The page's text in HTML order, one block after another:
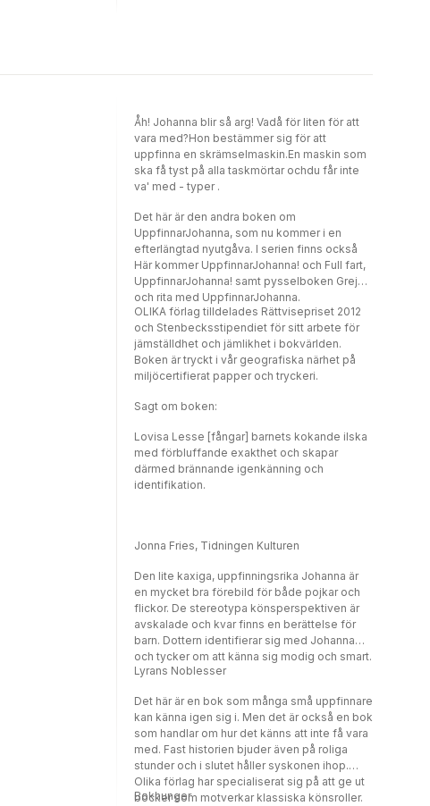
kommer att ångra dej." När mörkret faller och
lita på varandra!
papper och på ett tryckeri som är certifierat
med Svanen. Lite närmare, lite dyrare,
mycket bättre!Sagt om boken: ( ) hans nya
favoritbok [är] Här kommer
UppfinnarJohanna! från Olika förlag. Just
denna bok tror jag har blivit en favorit
speciellt när det kommer till bilderna.
Jättefina bilder som säger en hel del och
själva berättelsen, mycket färg och detaljer
vilket gör att det blir extra spännande.
UppfinnarJohanna är en kul tjej som bjuder
på roliga ord och många skratt därtill!Kidz
Shopping Berättelsen är väl sammanhållen
och den har flera poänger som fungerar bra
illustrationerna är naivistiska och
lättillgängligaHelene Ehriander, BTJ Jag
skulle tipsa om böckerna om
tycker att dom är roliga och kanske är det av
och busa! Fler barn (och vuxna) borde få ta
del av Olikas böcker för att få ett bredare
perspektiv på hur en kan vara som
människa.Anni, Genusvinkeln är jättebra i
modig och uppfinnande. Lätt att identifiera
uppfinner saker sen dess.Sanna
Åh! Johanna blir så arg! Vadå för liten för att
vara med?Hon bestämmer sig för att
uppfinna en skrämselmaskin.En maskin som
ska få tyst på alla taskmörtar ochdu får inte
va' med - typer .
Det här är den andra boken om
UppfinnarJohanna, som nu kommer i en
efterlängtad nyutgåva. I serien finns också
Här kommer UppfinnarJohanna! och Full fart,
UppfinnarJohanna! samt pysselboken Greja
och rita med UppfinnarJohanna.
OLIKA förlag tilldelades Rättvisepriset 2012
och Stenbecksstipendiet för sitt arbete för
jämställdhet och jämlikhet i bokvärlden.
Boken är tryckt i vår geografiska närhet på
miljöcertifierat papper och tryckeri.
Sagt om boken:
Lovisa Lesse [fångar] barnets kokande ilska
med förbluffande exakthet och skapar
därmed brännande igenkänning och
identifikation.
Jonna Fries, Tidningen Kulturen
Den lite kaxiga, uppfinningsrika Johanna är
en mycket bra förebild för både pojkar och
flickor. De stereotypa könsperspektiven är
avskalade och kvar finns en berättelse för
barn. Dottern identifierar sig med Johanna
och tycker om att känna sig modig och smart.
Lyrans Noblesser
Det här är en bok som många små uppfinnare
kan känna igen sig i. Men det är också en bok
som handlar om hur det känns att inte få vara
med. Fast historien bjuder även på roliga
stunder och i slutet håller syskonen ihop.
Olika förlag har specialiserat sig på att ge ut
böcker som motverkar klassiska könsroller.
Bokhunger